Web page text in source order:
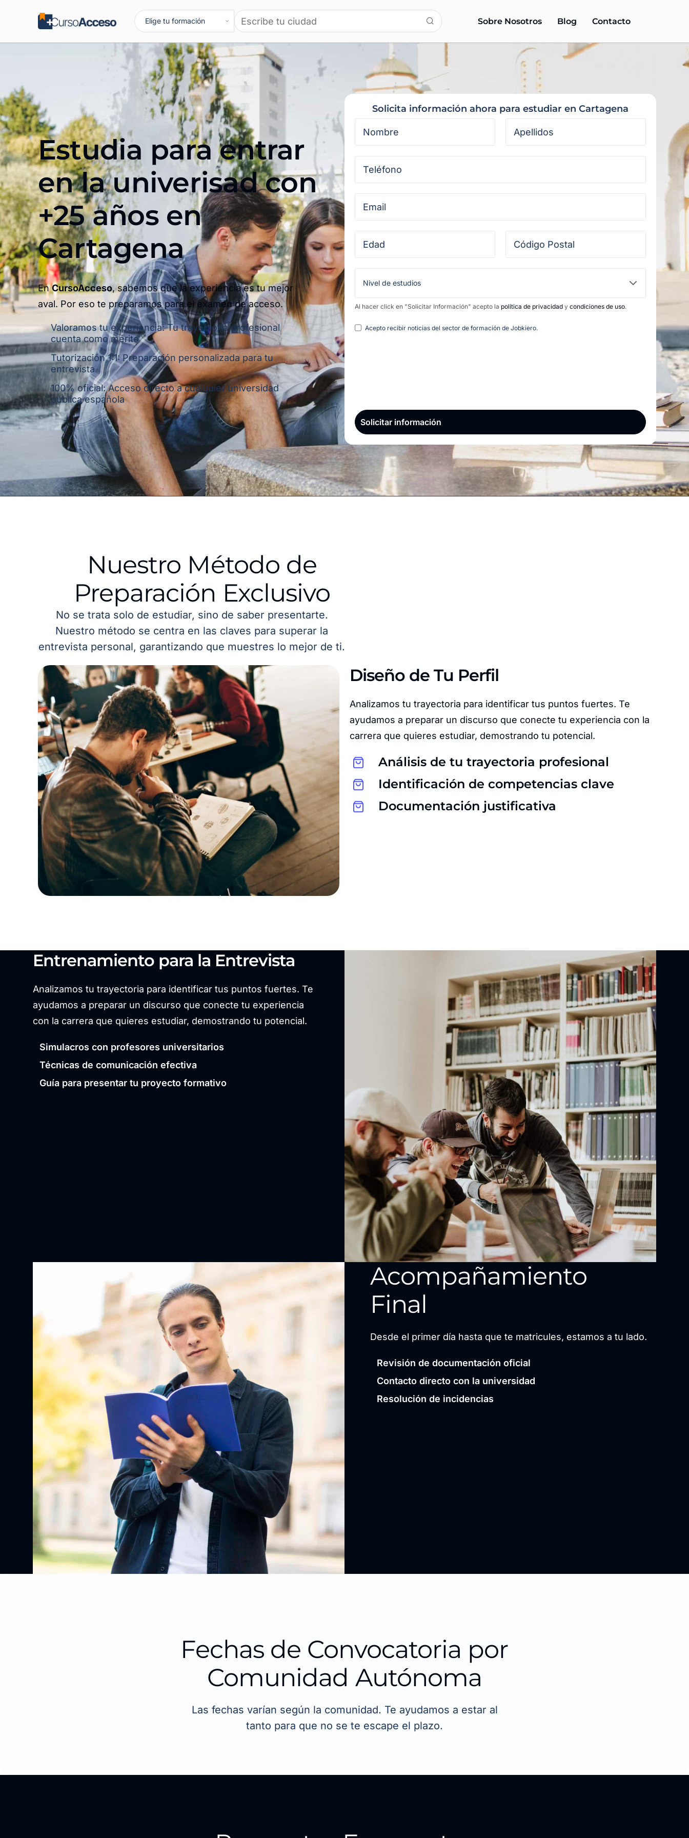
Sobre Nosotros Blog Contacto
Estudia para entrar
en la univerisad con
+25 años en
Cartagena​
EnCursoAcceso, sabemos que la experiencia es tu mejor
aval. Por eso te preparamos para el examen de acceso.
Valoramos tu experiencia: Tu trayectoria profesional
cuenta como mérito
Tutorización 1:1: Preparación personalizada para tu
entrevista
100% oficial: Acceso directo a cualquier universidad
pública española
Solicita información ahora para estudiar en Cartagena
Al hacer click en "Solicitar Información" acepto la política de privacidad y condiciones de uso.
Acepto recibir noticias del sector de formación de Jobkiero.
Nuestro Método de
Preparación Exclusivo
No se trata solo de estudiar, sino de saber presentarte.
Nuestro método se centra en las claves para superar la
entrevista personal, garantizando que muestres lo mejor de ti.
Diseño de Tu Perfil
Analizamos tu trayectoria para identificar tus puntos fuertes. Te
ayudamos a preparar un discurso que conecte tu experiencia con la
carrera que quieres estudiar, demostrando tu potencial.
Análisis de tu trayectoria profesional
Identificación de competencias clave
Documentación justificativa
Entrenamiento para la Entrevista
Analizamos tu trayectoria para identificar tus puntos fuertes. Te
ayudamos a preparar un discurso que conecte tu experiencia
con la carrera que quieres estudiar, demostrando tu potencial.
Simulacros con profesores universitarios
Técnicas de comunicación efectiva
Guía para presentar tu proyecto formativo
Acompañamiento
Final
Desde el primer día hasta que te matricules, estamos a tu lado.
Revisión de documentación oficial
Contacto directo con la universidad
Resolución de incidencias
Fechas de Convocatoria por
Comunidad Autónoma
Las fechas varían según la comunidad. Te ayudamos a estar al
tanto para que no se te escape el plazo.